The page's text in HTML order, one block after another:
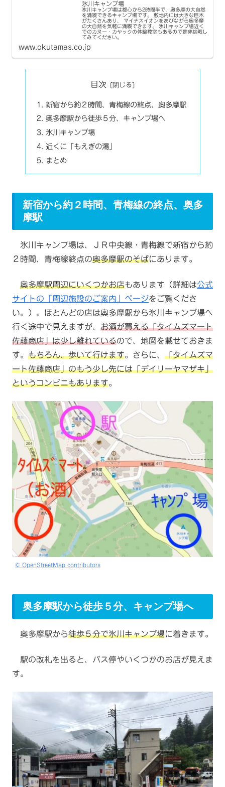
氷川キャンプ場
氷川キャンプ場は都心から2時間半で、奥多摩の大自然
を満喫できるキャンプ場です。 敷地内には大きな巨木
がたくさんあり、 マイナスイオンをあびながら奥多摩
の大自然を気軽に満喫できます。 氷川キャンプ場近く
でのカヌー・カヤックの体験教室もあるので是非挑戦し
てみてください。
www.okutamas.co.jp
目次
新宿から約２時間、青梅線の終点、奥多摩駅
奥多摩駅から徒歩５分、キャンプ場へ
氷川キャンプ場
近くに「もえぎの湯」
まとめ
新宿から約２時間、青梅線の終点、奥多
摩駅
氷川キャンプ場は、ＪＲ中央線・青梅線で新宿から約
２時間、青梅線終点の奥多摩駅のそばにあります。
奥多摩駅周辺にいくつかお店もあります（詳細は公式
サイトの「周辺施設のご案内」ページをご覧くださ
い。）。ほとんどの店は奥多摩駅から氷川キャンプ場へ
行く途中で見えますが、 お酒が買える「タイムズマート
佐藤商店」は少し離れているので、地図を載せておきま
す。 もちろん、歩いて行けます。さらに、 「タイムズマ
ート佐藤商店」のもう少し先には「デイリーヤマザキ」
というコンビニもあります。
© OpenStreetMap contributors
奥多摩駅から徒歩５分、キャンプ場へ
奥多摩駅から徒歩５分で氷川キャンプ場に着きます。
駅の改札を出ると、バス停やいくつかのお店が見えま
す。